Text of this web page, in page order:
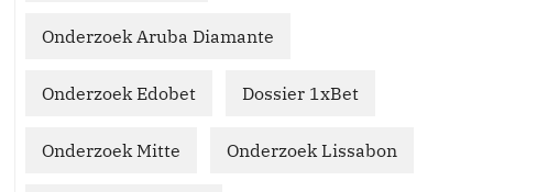
Onderzoek Aruba Diamante
Onderzoek Edobet Dossier 1xBet
Onderzoek Mitte Onderzoek Lissabon